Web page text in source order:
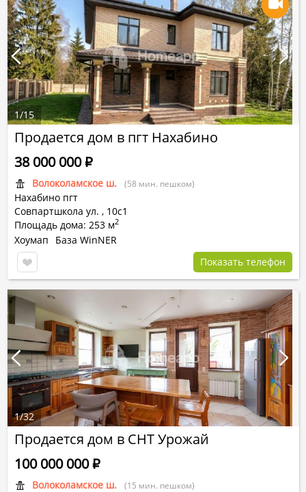
Продается дом в пгт Нахабино
Волоколамское ш. (58 мин. пешком)
Нахабино пгт
Совпартшкола ул. , 10с1
Площадь дома: 253 м2
38 000 000Р
Хоумап
База WinNER
Показать телефон
1/15
Продается дом в СНТ Урожай
Волоколамское ш. (15 мин. пешком)
100 000 000Р
1/32